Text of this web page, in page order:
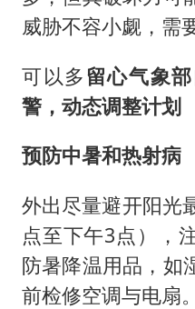
威胁不容小觑，需
可以多留心气象
警，动态调整计划
预防中暑和热射病
外出尽量避开阳光
点至下午3点），
防暑降温用品，如
前检修空调与电扇。